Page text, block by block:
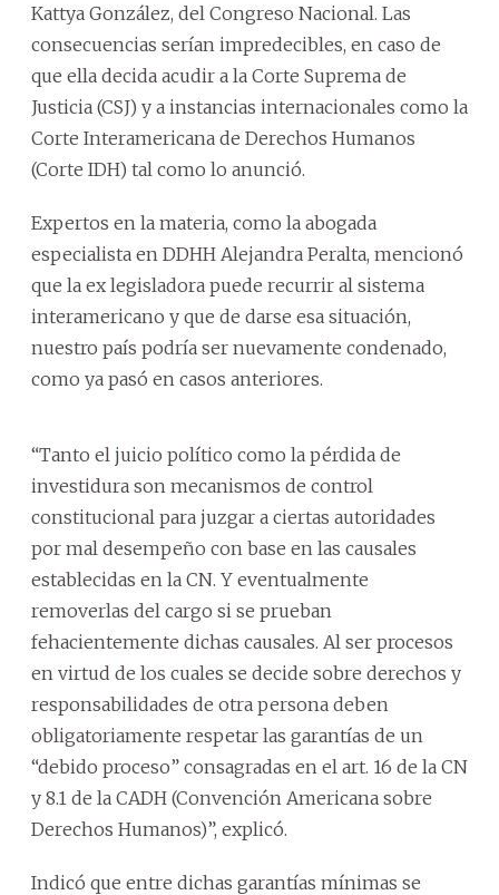
Kattya González, del Congreso Nacional. Las
consecuencias serían impredecibles, en caso de
que ella decida acudir a la Corte Suprema de
Justicia (CSJ) y a instancias internacionales como la
Corte Interamericana de Derechos Humanos
(Corte IDH) tal como lo anunció.
Expertos en la materia, como la abogada
especialista en DDHH Alejandra Peralta, mencionó
que la ex legisladora puede recurrir al sistema
interamericano y que de darse esa situación,
nuestro país podría ser nuevamente condenado,
como ya pasó en casos anteriores.
“Tanto el juicio político como la pérdida de
investidura son mecanismos de control
constitucional para juzgar a ciertas autoridades
por mal desempeño con base en las causales
establecidas en la CN. Y eventualmente
removerlas del cargo si se prueban
fehacientemente dichas causales. Al ser procesos
en virtud de los cuales se decide sobre derechos y
responsabilidades de otra persona deben
obligatoriamente respetar las garantías de un
“debido proceso” consagradas en el art. 16 de la CN
y 8.1 de la CADH (Convención Americana sobre
Derechos Humanos)”, explicó.
Indicó que entre dichas garantías mínimas se